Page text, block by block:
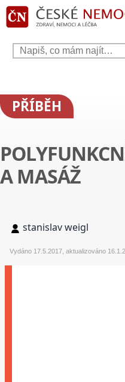
PŘÍBĚH
A MASÁŽ
stanislav weigl
Vydáno 17.5.2017, aktualizováno